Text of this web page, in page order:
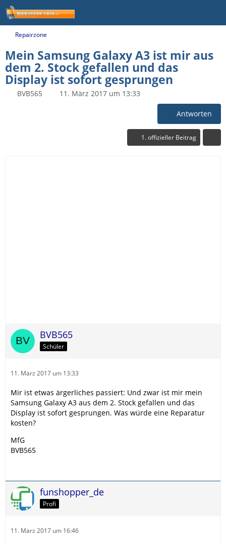
Repairzone
Mein Samsung Galaxy A3 ist mir aus
dem 2. Stock gefallen und das
Display ist sofort gesprungen
BVB565 11. März 2017 um 13:33
Antworten
1. offizieller Beitrag
BVB565
Schüler
11. März 2017 um 13:33
Mir ist etwas ärgerliches passiert: Und zwar ist mir mein
Samsung Galaxy A3 aus dem 2. Stock gefallen und das
Display ist sofort gesprungen. Was würde eine Reparatur
kosten?
MfG
BVB565
funshopper_de
Profi
11. März 2017 um 16:46